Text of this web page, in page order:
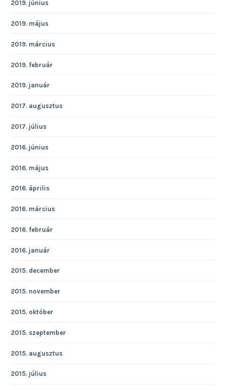
2019. június
2019. május
2019. március
2019. február
2019. január
2017. augusztus
2017. július
2016. június
2016. május
2016. április
2016. március
2016. február
2016. január
2015. december
2015. november
2015. október
2015. szeptember
2015. augusztus
2015. július